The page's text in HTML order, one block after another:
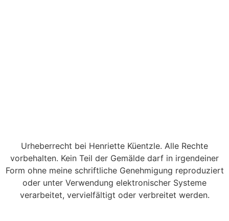
Urheberrecht bei Henriette Küentzle. Alle Rechte
vorbehalten. Kein Teil der Gemälde darf in irgendeiner
Form ohne meine schriftliche Genehmigung reproduziert
oder unter Verwendung elektronischer Systeme
verarbeitet, vervielfältigt oder verbreitet werden.